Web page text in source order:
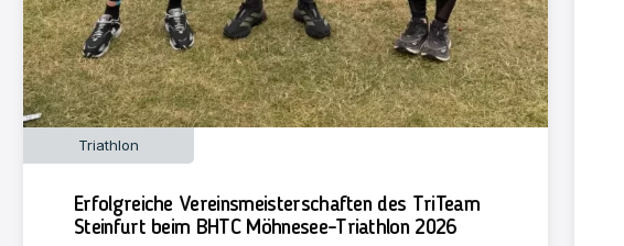
Triathlon
Erfolgreiche Vereinsmeisterschaften des TriTeam
Steinfurt beim BHTC Möhnesee-Triathlon 2026